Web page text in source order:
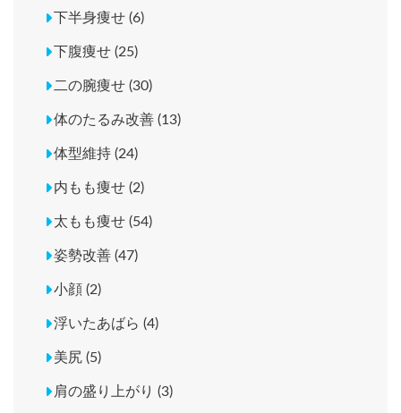
下半身痩せ (6)
下腹痩せ (25)
二の腕痩せ (30)
体のたるみ改善 (13)
体型維持 (24)
内もも痩せ (2)
太もも痩せ (54)
姿勢改善 (47)
小顔 (2)
浮いたあばら (4)
美尻 (5)
肩の盛り上がり (3)